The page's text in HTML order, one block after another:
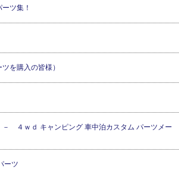
ツ集！
を購入の皆様）
４ｗｄ キャンピング 車中泊カスタム パーツメー
ーツ